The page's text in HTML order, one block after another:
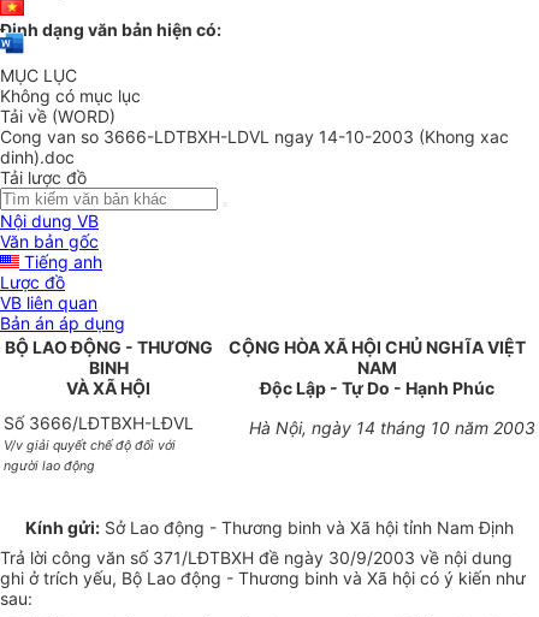
Định dạng văn bản hiện có:
MỤC LỤC
Không có mục lục
Tải về (WORD)
Cong van so 3666-LDTBXH-LDVL ngay 14-10-2003 (Khong xac
dinh).doc
Tải lược đồ
Nội dung VB
Văn bản gốc
Tiếng anh
Lược đồ
VB liên quan
Bản án áp dụng
BỘ LAO ĐỘNG - THƯƠNG
BINH
VÀ XÃ HỘI
CỘNG HÒA XÃ HỘI CHỦ NGHĨA VIỆT
NAM
Độc Lập - Tự Do - Hạnh Phúc
Số 3666/LĐTBXH-LĐVL
V/v giải quyết chế độ đối với
người lao động
Hà Nội, ngày 14 tháng 10 năm 2003
Kính gửi: Sở Lao động - Thương binh và Xã hội tỉnh Nam Định
Trả lời công văn số 371/LĐTBXH đề ngày 30/9/2003 về nội dung
ghi ở trích yếu, Bộ Lao động - Thương binh và Xã hội có ý kiến như
sau: